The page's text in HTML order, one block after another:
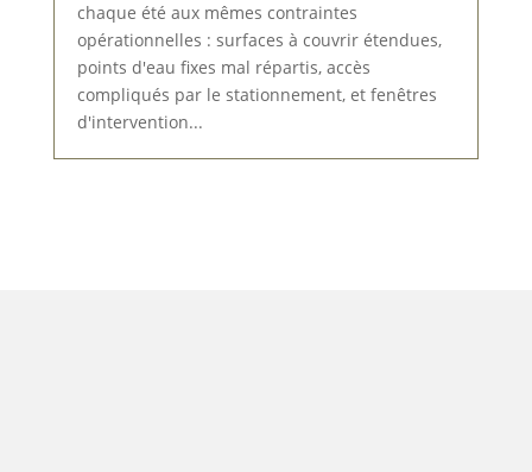
chaque été aux mêmes contraintes
opérationnelles : surfaces à couvrir étendues,
points d'eau fixes mal répartis, accès
compliqués par le stationnement, et fenêtres
d'intervention...